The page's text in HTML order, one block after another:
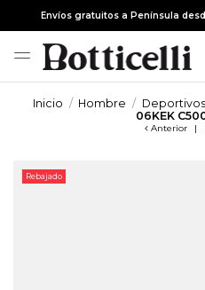
Envíos gratuitos a Península
Inicio Hombre Deportivos
06KEK
Anterior |
Rebajado